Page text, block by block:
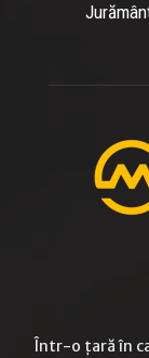
Într-o țară în